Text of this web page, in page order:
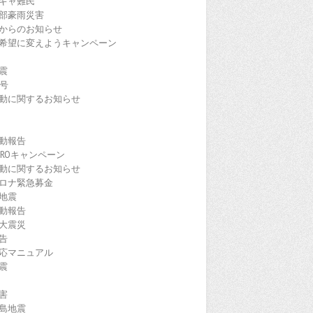
豪雨災害
らのお知らせ
望に変えようキャンペーン
に関するお知らせ
報告
キャンペーン
に関するお知らせ
ナ緊急募金
震
報告
震災
マニュアル
地震